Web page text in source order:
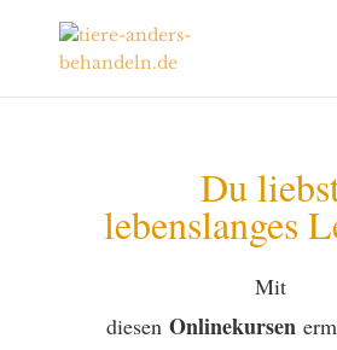
Du
lebenslanges
Mit
diesenOnlinekursen